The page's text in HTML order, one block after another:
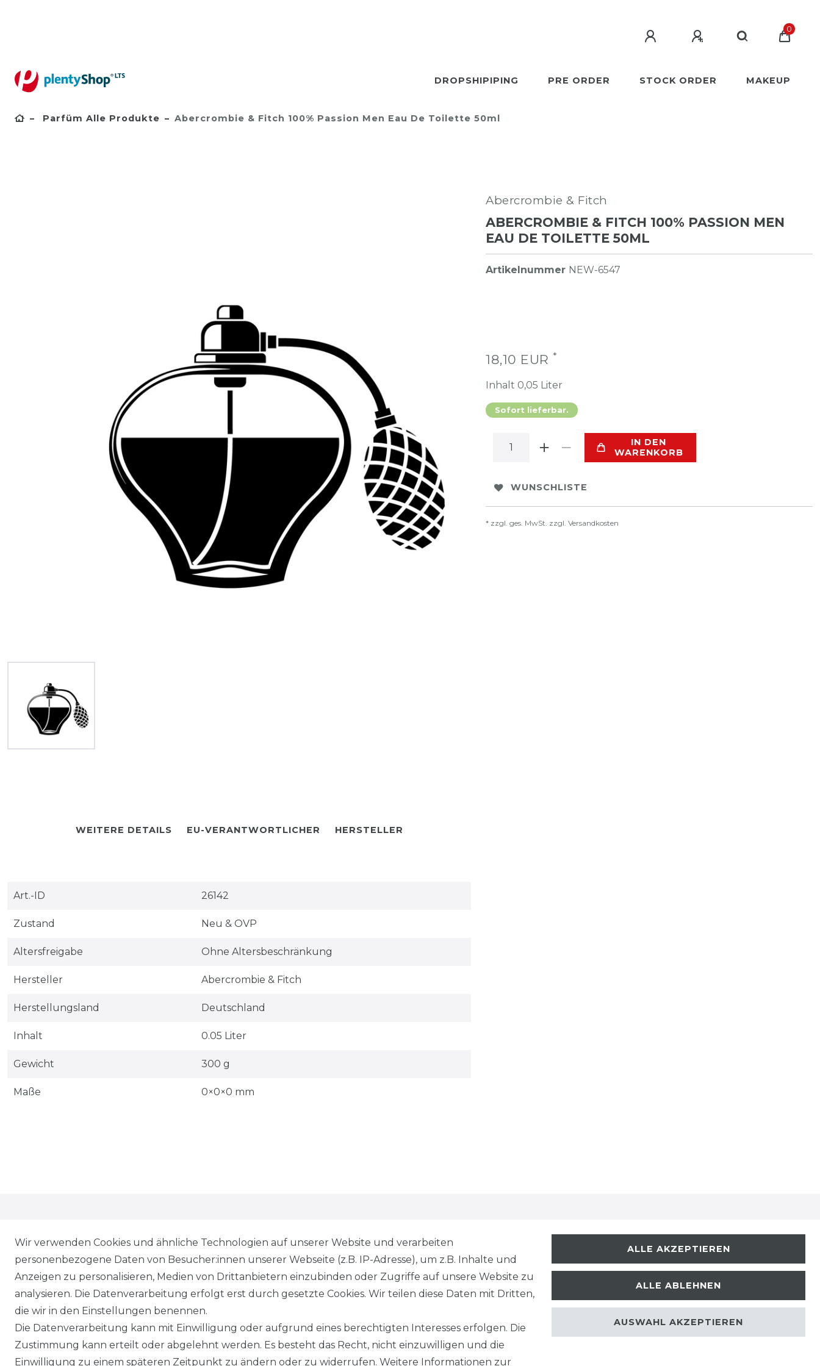
0
DROPSHIPIPING PRE ORDER STOCK ORDER MAKEUP
Parfüm Alle Produkte Abercrombie & Fitch 100% Passion Men Eau De Toilette 50ml
Abercrombie & Fitch
ABERCROMBIE & FITCH 100% PASSION MEN
EAU DE TOILETTE 50ML
Artikelnummer NEW-6547
18,10 EUR *
Inhalt 0,05 Liter
Sofort lieferbar.
IN DEN
WARENKORB
WUNSCHLISTE
* zzgl. ges. MwSt. zzgl. Versandkosten
WEITERE DETAILS EU-VERANTWORTLICHER HERSTELLER
Art.-ID 26142
Zustand Neu & OVP
Altersfreigabe Ohne Altersbeschränkung
Hersteller Abercrombie & Fitch
Herstellungsland Deutschland
Inhalt 0.05 Liter
Gewicht 300 g
Maße 0×0×0 mm
ÜBER UNS
PRESSE
Wir verwenden Cookies und ähnliche Technologien auf unserer Website und verarbeiten
personenbezogene Daten von Besucher:innen unserer Webseite (z.B. IP-Adresse), um z.B. Inhalte und
Anzeigen zu personalisieren, Medien von Drittanbietern einzubinden oder Zugriffe auf unsere Website zu
analysieren. Die Datenverarbeitung erfolgt erst durch gesetzte Cookies. Wir teilen diese Daten mit Dritten,
die wir in den Einstellungen benennen.
Die Datenverarbeitung kann mit Einwilligung oder aufgrund eines berechtigten Interesses erfolgen. Die
Zustimmung kann erteilt oder abgelehnt werden. Es besteht das Recht, nicht einzuwilligen und die
Einwilligung zu einem späteren Zeitpunkt zu ändern oder zu widerrufen. Weitere Informationen zur
ALLE AKZEPTIEREN
ALLE ABLEHNEN
AUSWAHL AKZEPTIEREN